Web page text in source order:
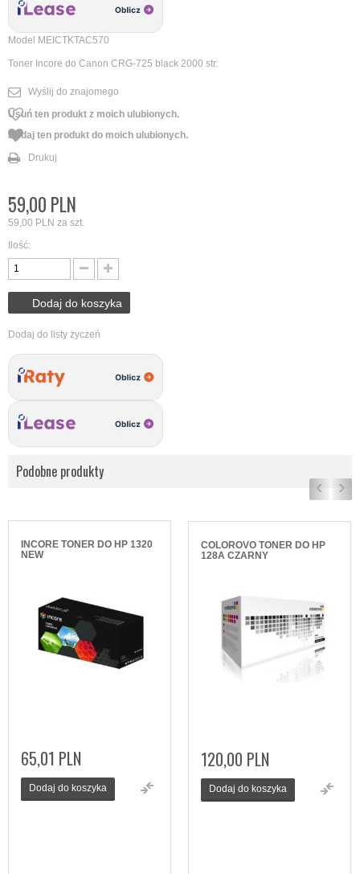
Model MEICTKTAC570
Toner Incore do Canon CRG-725 black 2000 str.
Wyślij do znajomego
Usuń ten produkt z moich ulubionych.
Dodaj ten produkt do moich ulubionych.
Drukuj
59,00 PLN
59,00 PLN za szt.
Ilość:
Dodaj do koszyka
Dodaj do listy życzeń
Podobne produkty
‹ ›
INCORE TONER DO HP 1320
NEW
65,01 PLN
Dodaj do koszyka
COLOROVO TONER DO HP
128A CZARNY
120,00 PLN
Dodaj do koszyka